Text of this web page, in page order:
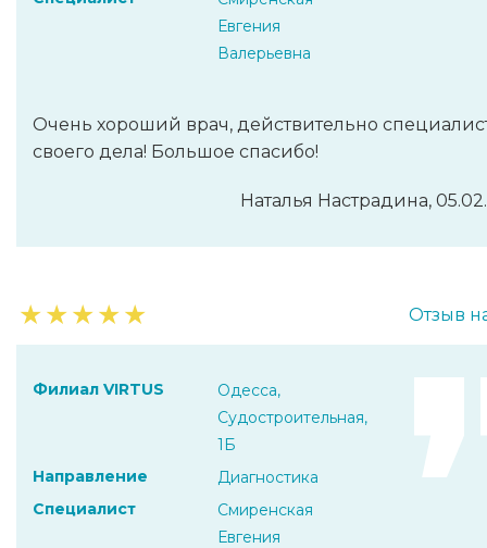
Евгения
Валерьевна
Очень хороший врач, действительно
своего дела! Большое спасибо!
Наталья Настрадина,
★★★★★ Отзыв
Филиал VIRTUS
Одесса,
Судостроительная,
1Б
Направление
Диагностика
Специалист
Смиренская
Евгения